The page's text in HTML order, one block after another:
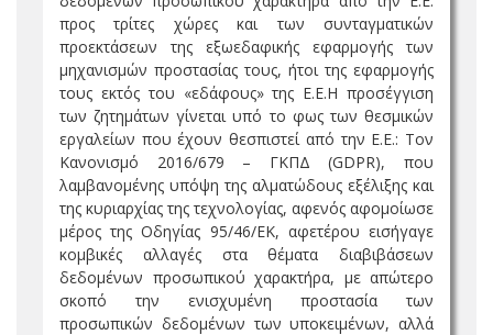
προς τρίτες χώρες και των συνταγματικών
προεκτάσεων της εξωεδαφικής εφαρμογής των
μηχανισμών προστασίας τους, ήτοι της εφαρμογής
τους εκτός του «εδάφους» της Ε.Ε.Η προσέγγιση
των ζητημάτων γίνεται υπό το φως των θεσμικών
εργαλείων που έχουν θεσπιστεί από την Ε.Ε.: Τον
Κανονισμό 2016/679 – ΓΚΠΔ (GDPR), που
λαμβανομένης υπόψη της αλματώδους εξέλιξης και
της κυριαρχίας της τεχνολογίας, αφενός αφομοίωσε
μέρος της Οδηγίας 95/46/ΕΚ, αφετέρου εισήγαγε
κομβικές αλλαγές στα θέματα διαβιβάσεων
δεδομένων προσωπικού χαρακτήρα, με απώτερο
σκοπό την ενισχυμένη προστασία των
προσωπικών δεδομένων των υποκειμένων, αλλά